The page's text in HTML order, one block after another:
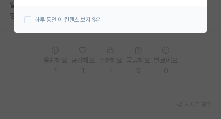
연구실(PI) 홍보 게시판
알려주시면 정말 감사하겠습니다.
정말 포스텍 가고 싶습니다.
하루 동안 이 컨텐츠 보지 않기